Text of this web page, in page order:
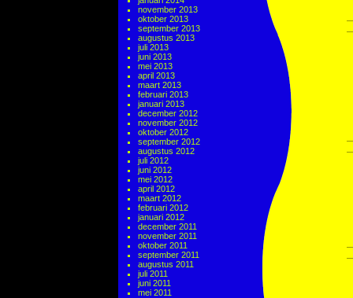
november 2013
oktober 2013
september 2013
augustus 2013
juli 2013
juni 2013
mei 2013
april 2013
maart 2013
februari 2013
januari 2013
december 2012
november 2012
oktober 2012
september 2012
augustus 2012
juli 2012
juni 2012
mei 2012
april 2012
maart 2012
februari 2012
januari 2012
december 2011
november 2011
oktober 2011
september 2011
augustus 2011
juli 2011
juni 2011
mei 2011